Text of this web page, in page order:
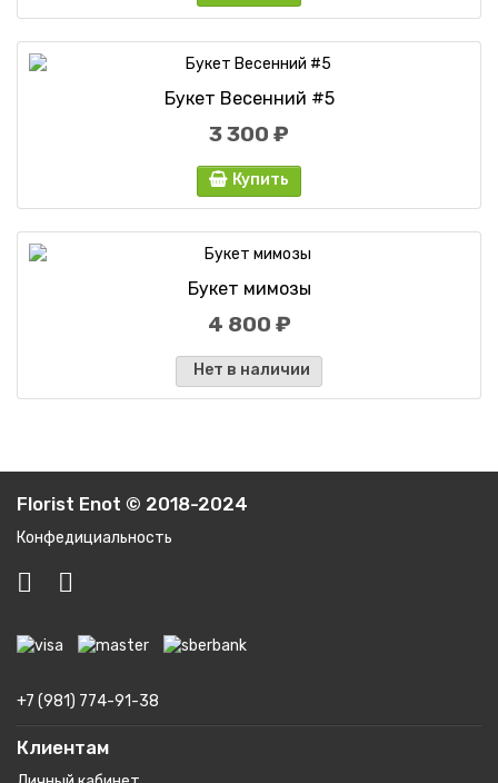
Букет Весенний #5
3 300 ₽
Купить
Букет мимозы
4 800 ₽
Нет в наличии
Florist Enot © 2018-2024
Конфедициальность
+7 (981) 774-91-38
Клиентам